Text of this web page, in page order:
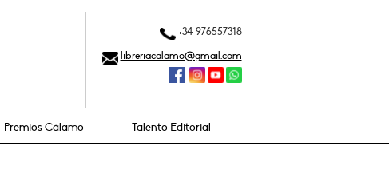
+34 976557318
libreriacalamo@gmail.com
Premios Cálamo Talento Editorial